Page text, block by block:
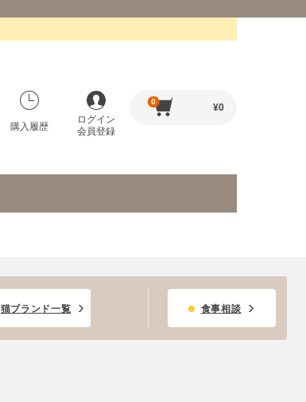
購入履歴
ログイン
会員登録
0
¥0
猫ブランド一覧 食事相談